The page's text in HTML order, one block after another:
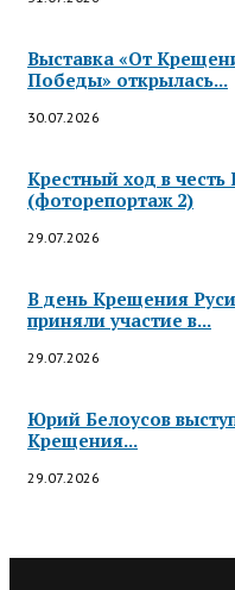
Выставка «От
Победы» открылась...
30.07.2026
Крестный ход в
(фоторепортаж 2)
29.07.2026
В день Крещения
приняли участие в...
29.07.2026
Юрий Белоусов
Крещения...
29.07.2026